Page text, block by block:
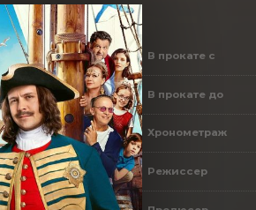
В прокате с
В прокате до
Хронометраж
Режиссер